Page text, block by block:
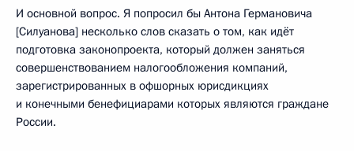
И основной вопрос. Я попросил бы Антона Германовича
[Силуанова] несколько слов сказать о том, как идёт
подготовка законопроекта, который должен заняться
совершенствованием налогообложения компаний,
зарегистрированных в офшорных юрисдикциях
и конечными бенефициарами которых являются граждане
России.